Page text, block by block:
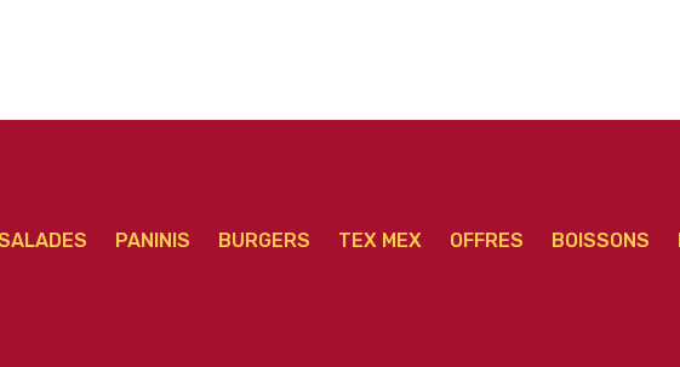
PANINIS BURGERS TEX MEX OFFRES BOISSONS